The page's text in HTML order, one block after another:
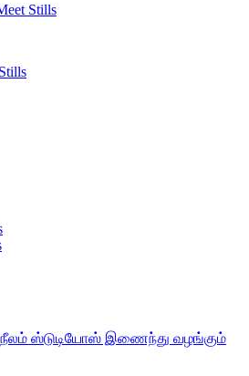
Stills
நீலம் ஸ்டுடியோஸ் இணைந்து வழங்கும்